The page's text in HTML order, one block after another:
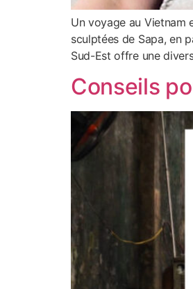
Un voyage au Vietnam
sculptées de Sapa, en
Sud-Est offre une
Conseils